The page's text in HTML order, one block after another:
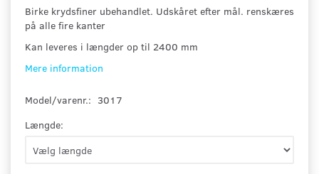
Birke krydsfiner ubehandlet. Udskåret efter mål. renskæres
på alle fire kanter
Kan leveres i længder op til 2400 mm
Mere information
Model/varenr.: 3017
Længde: